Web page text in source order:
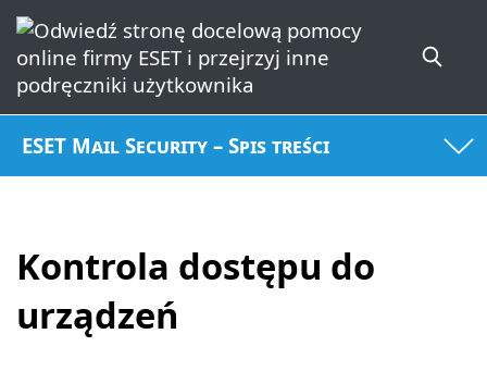
ESET Mail Security – Spis treści
Kontrola dostępu do
urządzeń